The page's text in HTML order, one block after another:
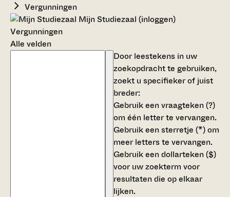
Vergunningen
Mijn Studiezaal (inloggen)
Vergunningen
Alle velden
Door leestekens in uw
zoekopdracht te gebruiken,
zoekt u specifieker of juist
breder:
Gebruik eenvraagteken (?)
om één letter te vervangen.
Gebruik eensterretje (*)om
meer letters te vervangen.
Gebruik eendollarteken ($)
voor uw zoekterm voor
resultaten die op elkaar
lijken.